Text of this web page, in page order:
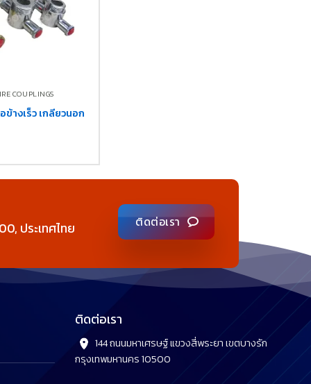
COUPLINGS
างเร็ว เกลียวนอก
ประเทศไทย ติดต่อเรา
ติดต่อเรา
144 ถนนมหาเศรษฐ์ แขวงสี่พระยา เขตบางรัก
กรุงเทพมหานคร 10500